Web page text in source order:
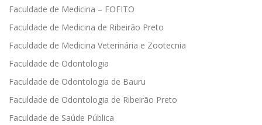
Faculdade de Medicina – FOFITO
Faculdade de Medicina de Ribeirão Preto
Faculdade de Medicina Veterinária e Zootecnia
Faculdade de Odontologia
Faculdade de Odontologia de Bauru
Faculdade de Odontologia de Ribeirão Preto
Faculdade de Saúde Pública